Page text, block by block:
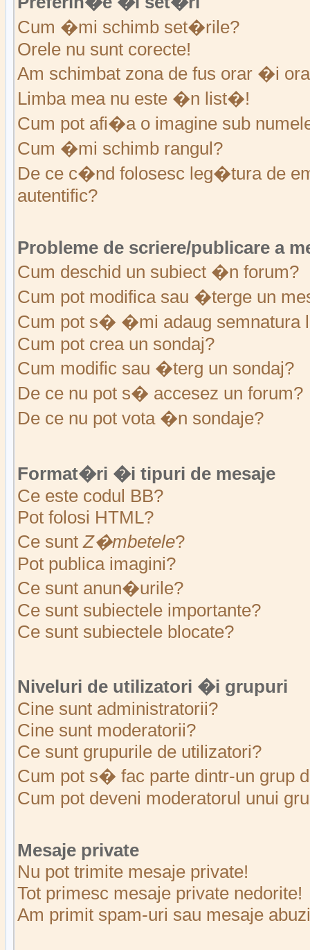
Cum �mi schimb set�rile?
Orele nu sunt corecte!
Am schimbat zona de fus orar �i
Limba mea nu este �n list�!
Cum pot afi�a o imagine sub
Cum �mi schimb rangul?
De ce c�nd folosesc leg�tura de
autentific?
Probleme de scriere/publicare a
Cum deschid un subiect �n forum?
Cum pot modifica sau �terge un
Cum pot s� �mi adaug semnatura
Cum pot crea un sondaj?
Cum modific sau �terg un sondaj?
De ce nu pot s� accesez un forum?
De ce nu pot vota �n sondaje?
Format�ri �i tipuri de mesaje
Ce este codul BB?
Pot folosi HTML?
Ce suntZ�mbetele?
Pot publica imagini?
Ce sunt anun�urile?
Ce sunt subiectele importante?
Ce sunt subiectele blocate?
Niveluri de utilizatori �i grupuri
Cine sunt administratorii?
Cine sunt moderatorii?
Ce sunt grupurile de utilizatori?
Cum pot s� fac parte dintr-un grup
Cum pot deveni moderatorul unui
Mesaje private
Nu pot trimite mesaje private!
Tot primesc mesaje private nedorite!
Am primit spam-uri sau mesaje